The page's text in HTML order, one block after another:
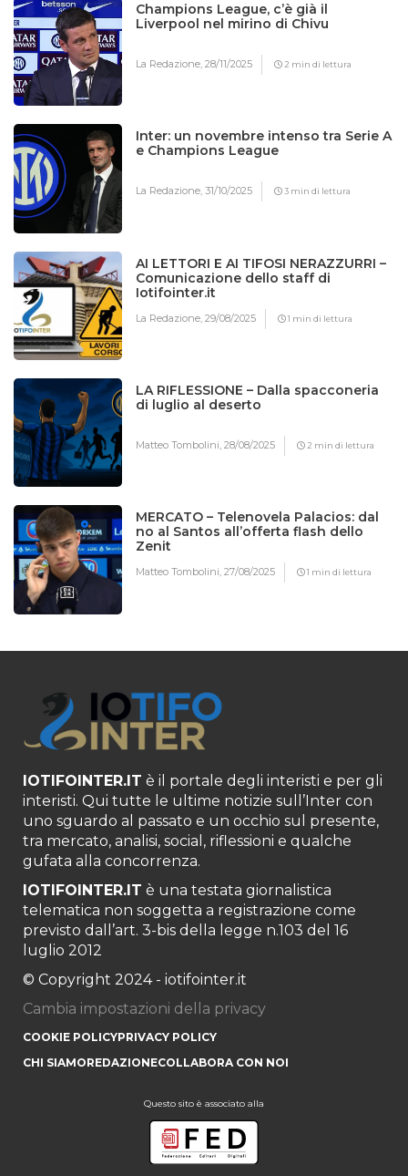
Champions League, c’è già il
Liverpool nel mirino di Chivu
La Redazione,28/11/2025 2 min di lettura
Inter: un novembre intenso tra Serie A
e Champions League
La Redazione,31/10/2025 3 min di lettura
AI LETTORI E AI TIFOSI NERAZZURRI –
Comunicazione dello staff di
Iotifointer.it
La Redazione,29/08/2025 1 min di lettura
LA RIFLESSIONE – Dalla spacconeria
di luglio al deserto
Matteo Tombolini,28/08/2025 2 min di lettura
MERCATO – Telenovela Palacios: dal
no al Santos all’offerta flash dello
Zenit
Matteo Tombolini,27/08/2025 1 min di lettura
IOTIFOINTER.IT è il portale degli interisti e per gli
interisti. Qui tutte le ultime notizie sull’Inter con
uno sguardo al passato e un occhio sul presente,
tra mercato, analisi, social, riflessioni e qualche
gufata alla concorrenza.
IOTIFOINTER.IT è una testata giornalistica
telematica non soggetta a registrazione come
previsto dall’art. 3-bis della legge n.103 del 16
luglio 2012
© Copyright 2024 - iotifointer.it
Cambia impostazioni della privacy
COOKIE POLICYPRIVACY POLICY
CHI SIAMOREDAZIONECOLLABORA CON NOI
Questo sito è associato alla